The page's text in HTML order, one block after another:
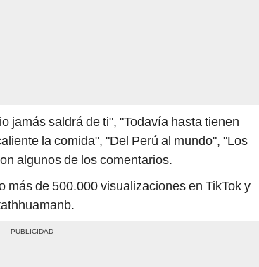
jamás saldrá de ti", "Todavía hasta tienen
la comida", "Del Perú al mundo", "Los
algunos de los comentarios.
más de 500.000 visualizaciones en TikTok y